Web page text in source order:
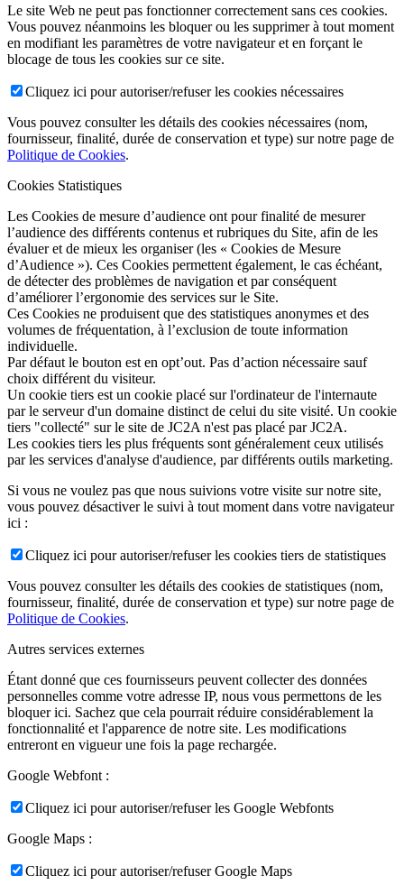
Le site Web ne peut pas fonctionner correctement sans ces cookies.
Vous pouvez néanmoins les bloquer ou les supprimer à tout moment
en modifiant les paramètres de votre navigateur et en forçant le
blocage de tous les cookies sur ce site.
Cliquez ici pour autoriser/refuser les cookies nécessaires
Vous pouvez consulter les détails des cookies nécessaires (nom,
fournisseur, finalité, durée de conservation et type) sur notre page de
Politique de Cookies.
Cookies Statistiques
Les Cookies de mesure d’audience ont pour finalité de mesurer
l’audience des différents contenus et rubriques du Site, afin de les
évaluer et de mieux les organiser (les « Cookies de Mesure
d’Audience »). Ces Cookies permettent également, le cas échéant,
de détecter des problèmes de navigation et par conséquent
d’améliorer l’ergonomie des services sur le Site.
Ces Cookies ne produisent que des statistiques anonymes et des
volumes de fréquentation, à l’exclusion de toute information
individuelle.
Par défaut le bouton est en opt’out. Pas d’action nécessaire sauf
choix différent du visiteur.
Un cookie tiers est un cookie placé sur l'ordinateur de l'internaute
par le serveur d'un domaine distinct de celui du site visité. Un cookie
tiers "collecté" sur le site de JC2A n'est pas placé par JC2A.
Les cookies tiers les plus fréquents sont généralement ceux utilisés
par les services d'analyse d'audience, par différents outils marketing.
Si vous ne voulez pas que nous suivions votre visite sur notre site,
vous pouvez désactiver le suivi à tout moment dans votre navigateur
ici :
Cliquez ici pour autoriser/refuser les cookies tiers de statistiques
Vous pouvez consulter les détails des cookies de statistiques (nom,
fournisseur, finalité, durée de conservation et type) sur notre page de
Politique de Cookies.
Autres services externes
Étant donné que ces fournisseurs peuvent collecter des données
personnelles comme votre adresse IP, nous vous permettons de les
bloquer ici. Sachez que cela pourrait réduire considérablement la
fonctionnalité et l'apparence de notre site. Les modifications
entreront en vigueur une fois la page rechargée.
Google Webfont :
Cliquez ici pour autoriser/refuser les Google Webfonts
Google Maps :
Cliquez ici pour autoriser/refuser Google Maps